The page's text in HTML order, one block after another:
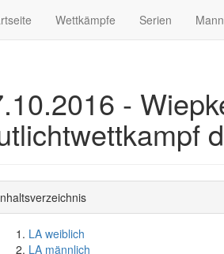
Wettkämpfe Serien
-
LA weiblich
LA männlich